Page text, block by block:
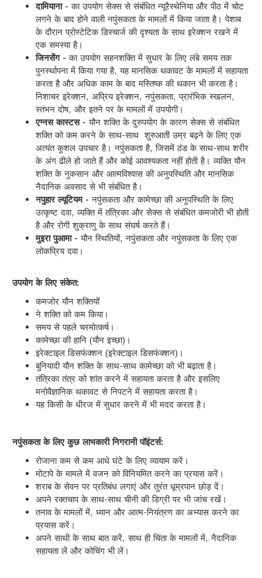
दामियाना - का उपयोग सेक्स से संबंधित न्यूरैस्थेनिया और पीठ में चोट
लगने के बाद होने वाली नपुंसकता के मामलों में किया जाता है। पेशाब
के दौरान प्रोस्टेटिक डिस्चार्ज की दृश्यता के साथ इरेक्शन रखने में
एक समस्या है।
जिनसेंग -का उपयोग सहनशक्ति में सुधार के लिए लंबे समय तक
पुनर्स्थापना में किया गया है, यह मानसिक थकावट के मामलों में सहायता
करता है और अधिक काम के बाद मस्तिष्क की थकान भी करता है।
निशाचर इरेक्शन, अप्रिय इरेक्शन, नपुंसकता, प्रारंभिक स्खलन,
स्तंभन दोष, और इतने पर के मामलों में उपयोगी।
एग्नस कास्टस - यौन शक्ति के दुरुपयोग के कारण सेक्स से संबंधित
शक्ति को कम करने के साथ-साथ शुरुआती उम्र बढ़ने के लिए एक
अत्यंत कुशल उपचार है। नपुंसकता है, जिसमें ठंड के साथ-साथ शरीर
के अंग ढीले हो जाते हैं और कोई आवश्यकता नहीं होती है। व्यक्ति यौन
शक्ति के नुकसान और आत्मविश्वास की अनुपस्थिति और मानसिक
नैदानिक अवसाद से भी संबंधित है।
नपुहार ल्यूटियम - नपुंसकता और कामेच्छा की अनुपस्थिति के लिए
उत्कृष्ट दवा, व्यक्ति में तंत्रिका और सेक्स से संबंधित कमजोरी भी होती
है और रोगी शुक्राणु के साथ संघर्ष करते हैं।
मुइरा पुआमा - यौन स्थितियों, नपुंसकता और नपुंसकता के लिए एक
लोकप्रिय दवा।
उपयोग के लिए संकेत:
कमजोर यौन शक्तियों
ने शक्ति को कम किया।
समय से पहले चरमोत्कर्ष।
कामेच्छा की हानि (यौन इच्छा)।
इरेक्टाइल डिसफंक्शन (इरेक्टाइल डिसफंक्शन)।
बुनियादी यौन शक्ति के साथ-साथ कामेच्छा को भी बढ़ाता है।
तंत्रिका तंत्र को शांत करने में सहायता करता है और इसलिए
मनोवैज्ञानिक थकावट से निपटने में सहायता करता है।
यह किसी के धीरज में सुधार करने में भी मदद करता है।
नपुंसकता के लिए कुछ लाभकारी निगरानी पॉइंटर्स:
रोजाना कम से कम आधे घंटे के लिए व्यायाम करें।
मोटापे के मामले में वजन को विनियमित करने का प्रयास करें।
शराब के सेवन पर प्रतिबंध लगाएं और तुरंत धूम्रपान छोड़ दें।
अपने रक्तचाप के साथ-साथ चीनी की डिग्री पर भी जांच रखें।
तनाव के मामलों में, ध्यान और आत्म-नियंत्रण का अभ्यास करने का
प्रयास करें।
अपने साथी के साथ बात करें, साथ ही चिंता के मामलों में, नैदानिक
सहायता लें और कोचिंग भी लें।